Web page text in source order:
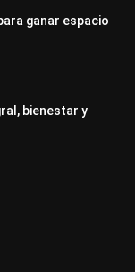
ganar espacio
bienestar y